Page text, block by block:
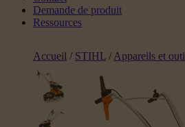
Demande de produit
Ressources
Accueil / STIHL / Appareils et